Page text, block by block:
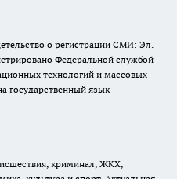
о регистрации СМИ: Эл.
Федеральной службой
технологий и массовых
государственный язык
криминал, ЖКХ,